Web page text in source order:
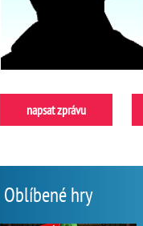
napsat zprávu
Oblíbené hry